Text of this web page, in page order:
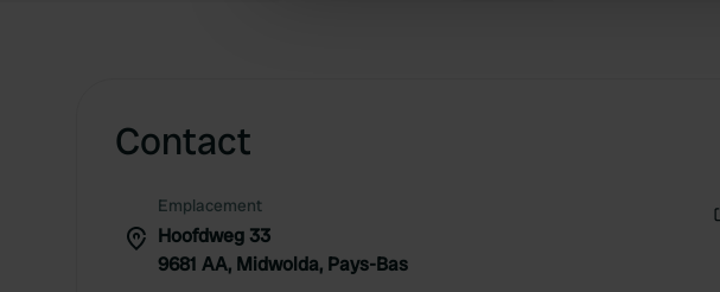
Contact
Emplacement
Hoofdweg 33
9681 AA, Midwolda, Pays-Bas